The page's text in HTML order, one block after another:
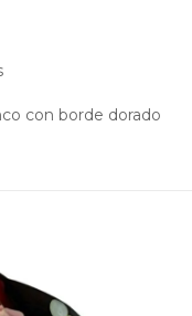
con borde dorado